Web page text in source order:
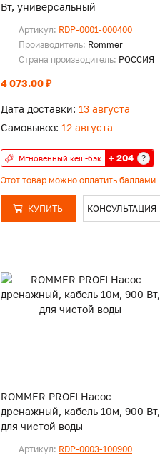
Вт, универсальный
Артикул: RDP-0001-000400
Производитель: Rommer
Страна производитель: РОССИЯ
4 073.00 ₽
Дата доставки: 13 августа
Самовывоз: 12 августа
Мгновенный кеш-бэк + 204 ?
Этот товар можно оплатить баллами
КУПИТЬ КОНСУЛЬТАЦИЯ
ROMMER PROFI Насос
дренажный, кабель 10м, 900 Вт,
для чистой воды
Артикул: RDP-0003-100900